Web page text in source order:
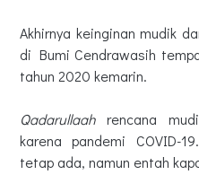
Akhirnya keinginan mudik
di Bumi Cendrawasih
tahun 2020 kemarin.
Qadarullaah rencana
karena pandemi COVID-
tetap ada, namun entah